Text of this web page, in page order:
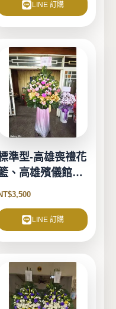
LINE 訂購
準型-高雄喪禮花
、高雄殯儀館花
3,500
LINE 訂購